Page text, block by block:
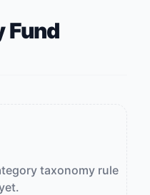
Fund
taxonomy rule